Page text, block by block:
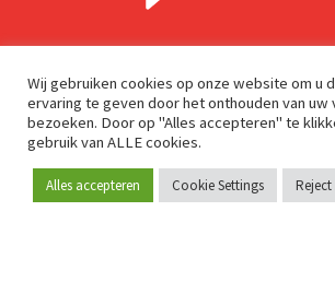
Word lid
Genuastraat 1/41
2000 Antwerp
Contact & adres
Over ons
Wij gebruiken cookies op onze website om u
ervaring te geven door het onthouden van uw
bezoeken. Door op "Alles accepteren" te
gebruik van ALLE cookies.
Alles accepteren Cookie Settings Reject